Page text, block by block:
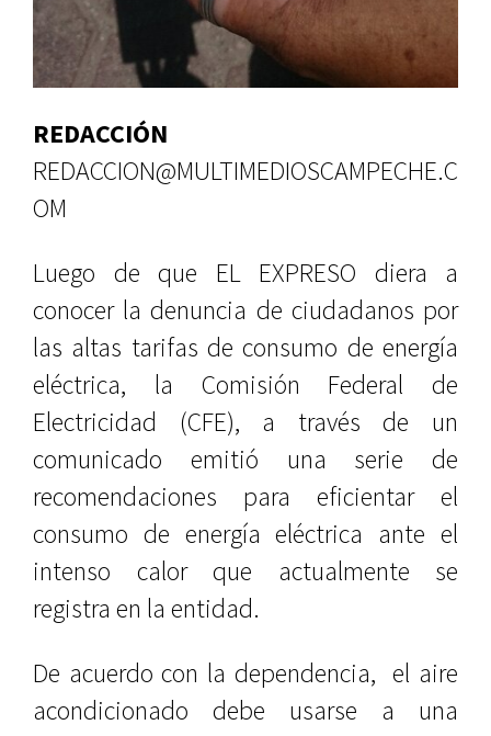
REDACCIÓN
REDACCION@MULTIMEDIOSCAMPECHE.C
OM
Luego de que EL EXPRESO diera a
conocer la denuncia de ciudadanos por
las altas tarifas de consumo de energía
eléctrica, la Comisión Federal de
Electricidad (CFE), a través de un
comunicado emitió una serie de
recomendaciones para eficientar el
consumo de energía eléctrica ante el
intenso calor que actualmente se
registra en la entidad.
De acuerdo con la dependencia, el aire
acondicionado debe usarse a una